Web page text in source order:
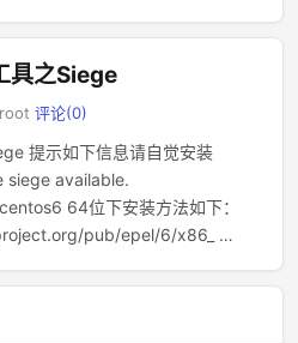
具之Siege
root 评论(0)
提示如下信息请自觉安装
siege available.
64位下安装方法如下：
pub/epel/6/x86_ …